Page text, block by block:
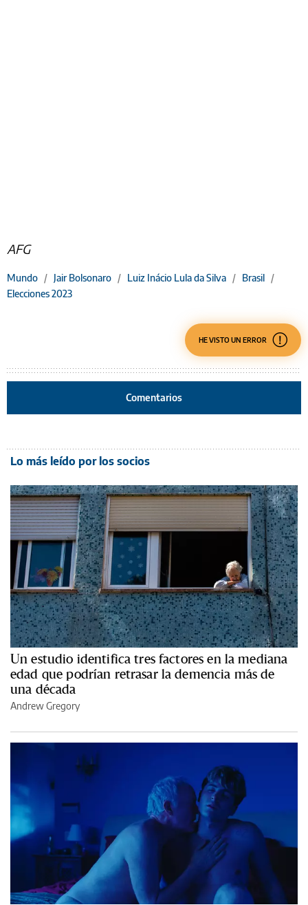
AFG
Mundo / Jair Bolsonaro / Luiz Inácio Lula da Silva / Brasil /
Elecciones 2023
HE VISTO UN ERROR
Comentarios
Lo más leído por los socios
Un estudio identifica tres factores en la mediana
edad que podrían retrasar la demencia más de
una década
Andrew Gregory